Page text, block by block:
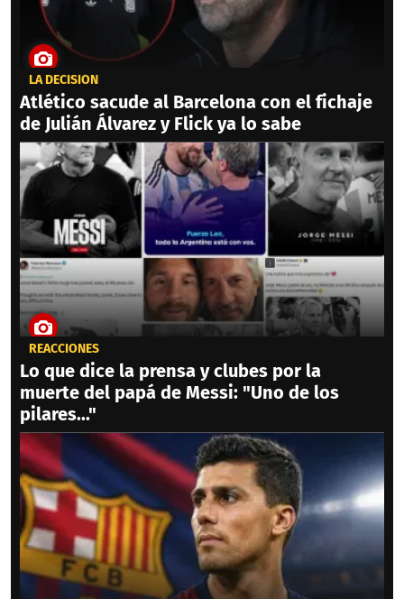
LA DECISIÓN
Atlético sacude al Barcelona con el fichaje
de Julián Álvarez y Flick ya lo sabe
REACCIONES
Lo que dice la prensa y clubes por la
muerte del papá de Messi: "Uno de los
pilares..."